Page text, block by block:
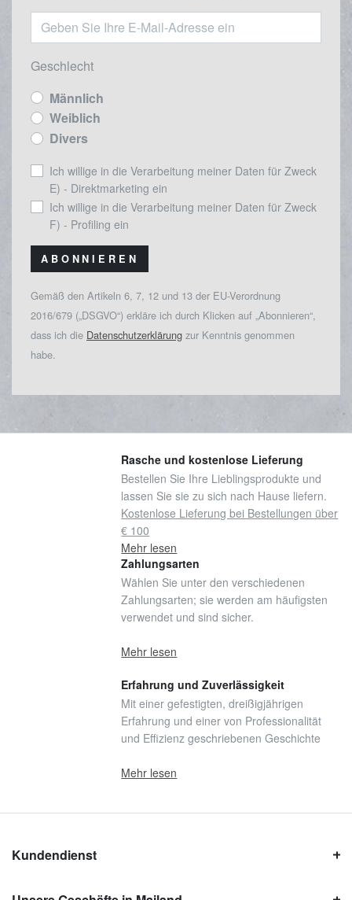
Geschlecht
Männlich
Weiblich
Divers
Ich willige in die Verarbeitung meiner Daten für Zweck
E) - Direktmarketing ein
Ich willige in die Verarbeitung meiner Daten für Zweck
F) - Profiling ein
ABONNIEREN
Gemäß den Artikeln 6, 7, 12 und 13 der EU-Verordnung
2016/679 („DSGVO“) erkläre ich durch Klicken auf „Abonnieren“,
dass ich die Datenschutzerklärung zur Kenntnis genommen
habe.
Rasche und kostenlose Lieferung
Bestellen Sie Ihre Lieblingsprodukte und
lassen Sie sie zu sich nach Hause liefern.
Kostenlose Lieferung bei Bestellungen über
€ 100
Mehr lesen
Zahlungsarten
Wählen Sie unter den verschiedenen
Zahlungsarten; sie werden am häufigsten
verwendet und sind sicher.
Mehr lesen
Erfahrung und Zuverlässigkeit
Mit einer gefestigten, dreißigjährigen
Erfahrung und einer von Professionalität
und Effizienz geschriebenen Geschichte
Mehr lesen
Kundendienst